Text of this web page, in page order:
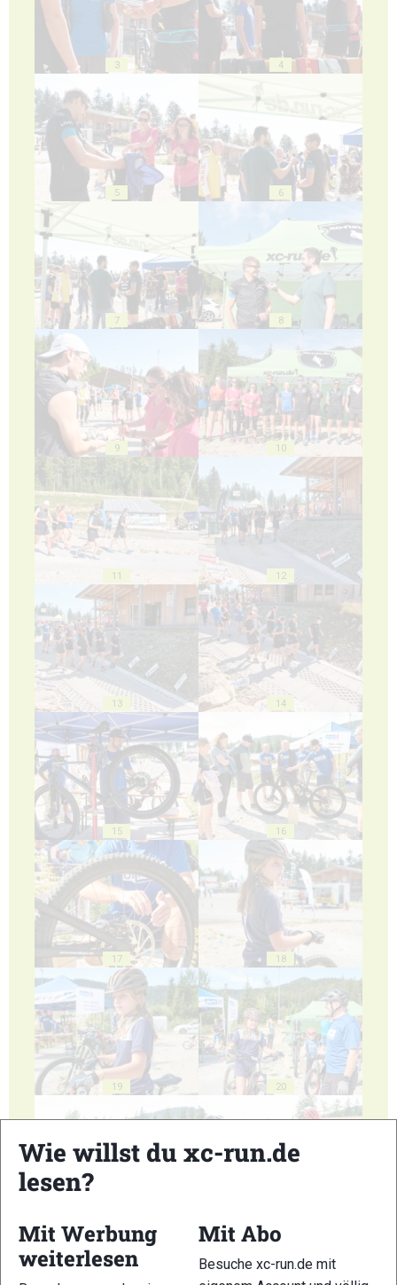
3 4
5 6
7 8
9 10
11 12
13 14
15 16
17 18
19 20
Wie willst du xc-run.de
lesen?
Mit Werbung
weiterlesen
Mit Abo
Besuche xc-run.de mit